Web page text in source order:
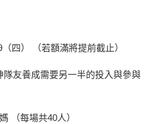
四） （若額滿將提前截止）
隊友養成需要另一半的投入與參與
（每場共40人）